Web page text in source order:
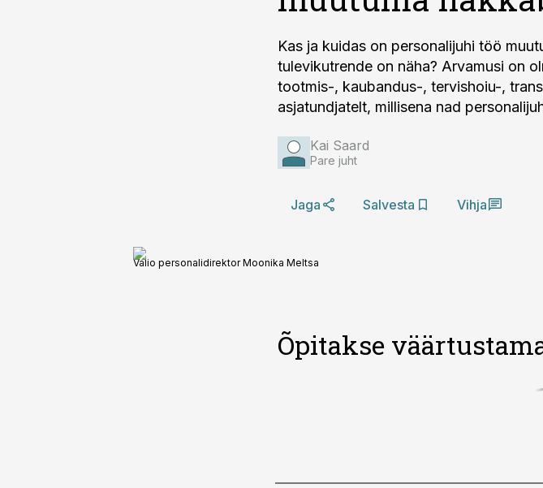
Kas ja kuidas on personalijuhi töö
tulevikutrende on näha? Arvamusi on
tootmis-, kaubandus-, tervishoiu-,
asjatundjatelt, millisena nad
Kai Saard
Pare juht
Jaga Salvesta Vihja
Valio personalidirektor Moonika Meltsa
Õpitakse